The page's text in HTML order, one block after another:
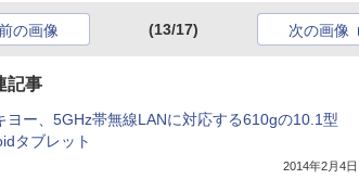
の画像 (13/17) 次の画像
記事
ヨー、5GHz帯無線LANに対応する610gの10.1型
タブレット
2014年2月4日